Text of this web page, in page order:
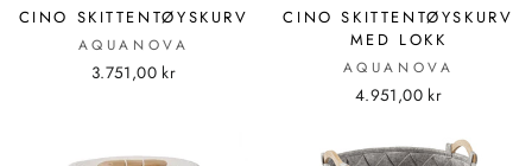
CINO SKITTENTØYSKURV
AQUANOVA
3.751,00 kr
CINO SKITTENTØYSKURV
MED LOKK
AQUANOVA
4.951,00 kr